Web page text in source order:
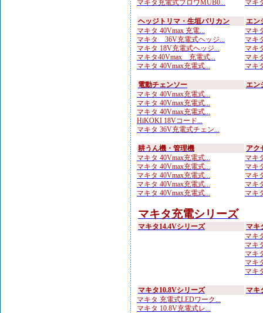
マキタ充電式ブロワMUB0... マキ
ヘッジトリマ・生垣バリカン
マキタ 40Vmax 充電...
マキタ 36V充電式ヘッジ...
マキタ 18V充電式ヘッジ...
マキタ40Vmax 充電式...
マキタ 40Vmax充電式...
エン
マキ
マキ
マキ
マキ
マキ
電動チェンソー
マキタ 40Vmax充電式...
マキタ 40Vmax充電式...
マキタ 40Vmax充電式...
HiKOKI 18Vコード...
マキタ 36V充電式チェン...
エン
耕うん機・管理機
マキタ 40Vmax充電式...
マキタ 40Vmax充電式...
マキタ 40Vmax充電式...
マキタ 40Vmax充電式...
マキタ 40Vmax充電式...
アク
マキ
マキ
マキ
マキ
マキ
マキタ充電シリーズ
マキタ14.4Vシリーズ
マキ
マキ
マキ
マキ
マキ
マキ
マキタ10.8Vシリーズ
マキタ 充電式LEDワーク...
マキタ 10.8V充電式レ...
マキ